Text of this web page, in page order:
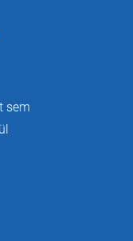
sem